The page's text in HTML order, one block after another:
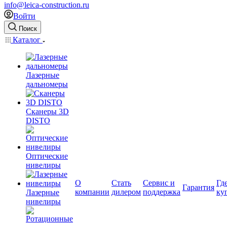
info@leica-construction.ru
Войти
Поиск
Каталог
Лазерные
дальномеры
Сканеры 3D
DISTO
Оптические
нивелиры
Лазерные
нивелиры
О
компании
Стать
дилером
Сервис и
поддержка
Гарантия